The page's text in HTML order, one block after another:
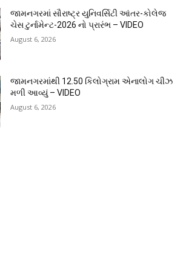
જામનગરમાં સૌરાષ્ટ્ર યુનિવર્સિટી આંતર-કોલેજ
ચેસ ટુર્નામેન્ટ-2026 નો પ્રારંભ – VIDEO
August 6, 2026
જામનગરમાંથી 12.50 કિલોગ્રામ એનાલોગ ચીઝ
મળી આવ્યું – VIDEO
August 6, 2026